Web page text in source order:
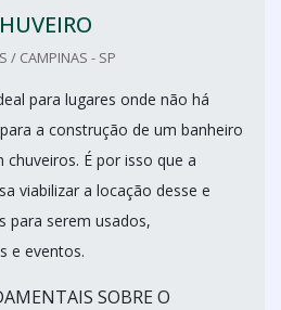
/ CAMPINAS - SP
para lugares onde não há
a construção de um banheiro
É por isso que a
viabilizar a locação desse e
para serem usados,
e eventos.
SOBRE O